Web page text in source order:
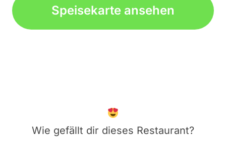
Speisekarte ansehen
Wie gefällt dir dieses Restaurant?